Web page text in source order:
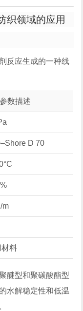
织领域的应用
反应生成的一种线
参数描述
D 70
m
料
醚型和聚碳酸酯型
水解稳定性和低温